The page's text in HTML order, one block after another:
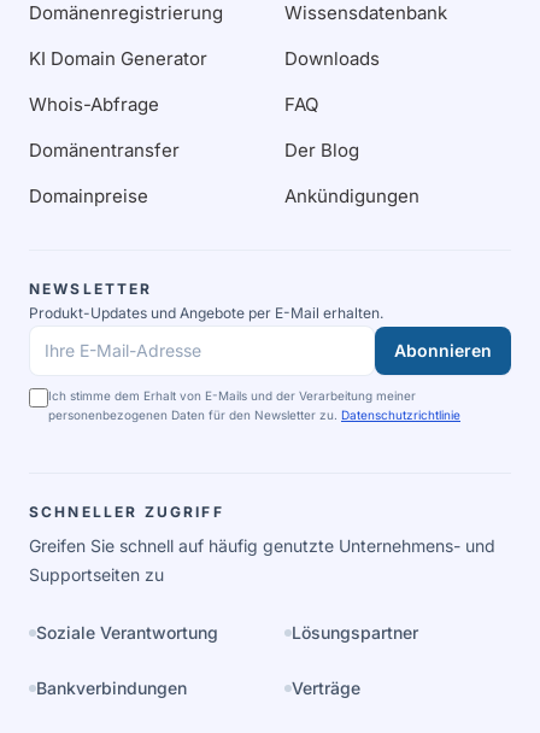
Domänenregistrierung
KI Domain Generator
Whois-Abfrage
Domänentransfer
Domainpreise
Wissensdatenbank
Downloads
FAQ
Der Blog
Ankündigungen
NEWSLETTER
Produkt-Updates und Angebote per E-Mail erhalten.
Ihre E-Mail-Adresse
Abonnieren
Ich stimme dem Erhalt von E-Mails und der Verarbeitung meiner
personenbezogenen Daten für den Newsletter zu. Datenschutzrichtlinie
SCHNELLER ZUGRIFF
Greifen Sie schnell auf häufig genutzte Unternehmens- und
Supportseiten zu
Soziale Verantwortung Lösungspartner
Bankverbindungen Verträge